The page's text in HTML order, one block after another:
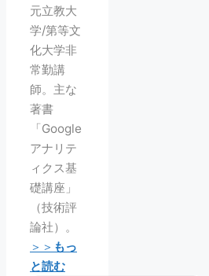
元立教大
学/第等文
化大学非
常勤講
師。主な
著書
「Google
アナリテ
ィクス基
礎講座」
（技術評
論社）。
＞＞ もっ
と読む